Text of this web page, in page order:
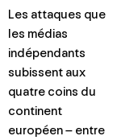
Les attaques que
les médias
indépendants
subissent aux
quatre coins du
continent
européen – entre